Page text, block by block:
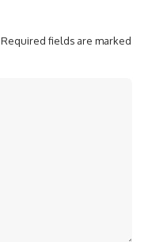
Required fields are marked